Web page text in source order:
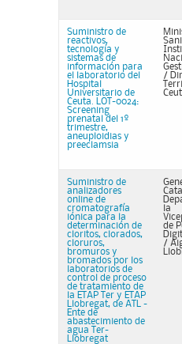
Suministro de
reactivos,
tecnología y
sistemas de
información para
el laboratorio del
Hospital
Universitario de
Ceuta. LOT-0024:
Screening
prenatal del 1º
trimestre,
aneuploidias y
preeclamsia
/
Suministro de
analizadores
online de
cromatografía
iónica para la
determinación de
cloritos, clorados,
cloruros,
bromuros y
bromados por los
laboratorios de
control de proceso
de tratamiento de
la ETAP Ter y ETAP
Llobregat, de ATL -
Ente de
abastecimiento de
agua Ter-
Llobregat
la
de
/